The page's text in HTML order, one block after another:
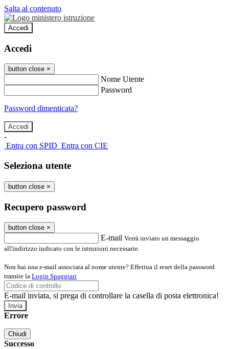
Salta al contenuto
Accedi
Accedi
button close ×
Nome Utente
Password
Password dimenticata?
-
Entra con SPID Entra con CIE
Seleziona utente
button close ×
Recupero password
button close ×
E-mail Verrà inviato un messaggio
all'indirizzo indicato con le istruzioni necessarie.
Non hai una e-mail associata al nome utente? Effettua il reset della password
tramite la Login Spaggiari
E-mail inviata, si prega di controllare la casella di posta elettronica!
Errore
Chiudi
Successo